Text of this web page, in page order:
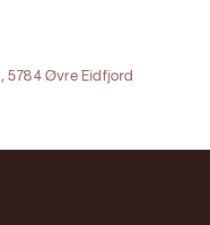
5784 Øvre Eidfjord